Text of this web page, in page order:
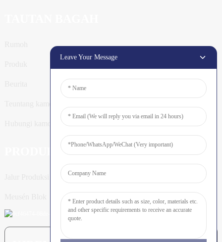
Jalur Produksi Tiang
Leave Your Message